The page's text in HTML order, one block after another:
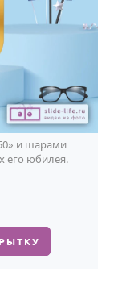
и шарами
его юбилея.